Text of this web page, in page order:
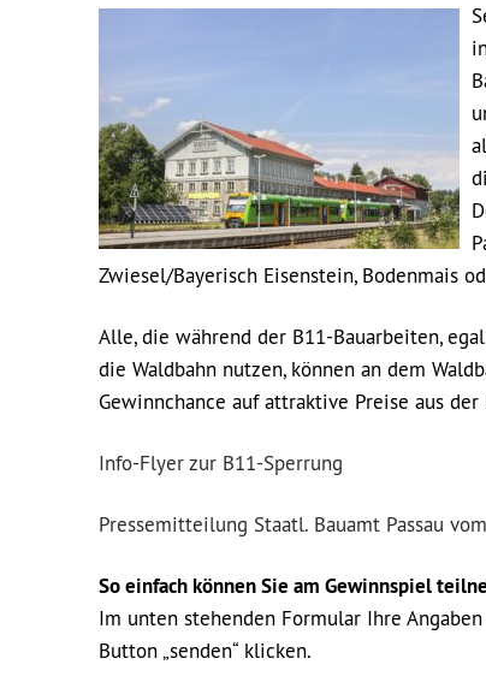
Zwiesel/Bayerisch Eisenstein, Bodenmais
Alle, die während der B11-Bauarbeiten,
die Waldbahn nutzen, können an dem
Gewinnchance auf attraktive Preise aus der
Info-Flyer zur B11-Sperrung
Pressemitteilung Staatl. Bauamt Passau
So einfach können Sie am Gewinnspiel
Im unten stehenden Formular Ihre
Button „senden“ klicken.